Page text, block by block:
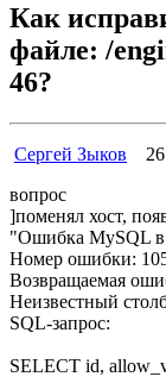
Как
файле: /
46?
Сергей Зыков
вопрос
]поменял хост,
"Ошибка MySQL в
Номер ошибки:
Возвращаемая
Неизвестный
SQL-запрос:
SELECT id,